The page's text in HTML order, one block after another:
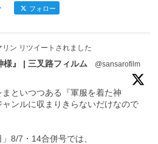
フォロー
リン リツイートされました
様』 | 三叉路フィルム
@sansarofilm
まといつつある『軍服を着た神
ンルに収まりきらないだけなので
8/7・14合併号では、